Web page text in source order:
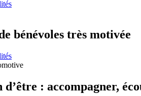
bénévoles très motivée
: accompagner,